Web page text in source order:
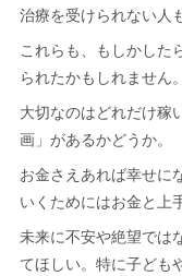
治療を受けられない人
これらも、もしかした
られたかもしれません。
大切なのはどれだけ稼
画」があるかどうか。
お金さえあれば幸せに
いくためにはお金と上
未来に不安や絶望では
てほしい。特に子ども